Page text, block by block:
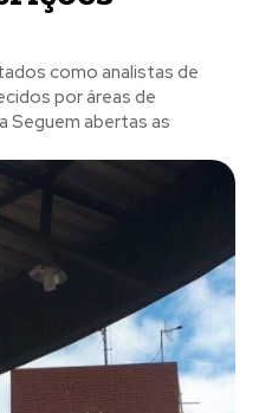
como analistas de
por áreas de